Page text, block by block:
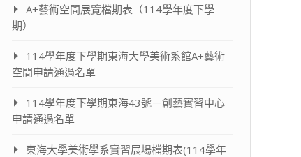
A+藝術空間展覽檔期表（114學年度下學
期）
114學年度下學期東海大學美術系館A+藝術
空間申請通過名單
114學年度下學期東海43號－創藝實習中心
申請通過名單
東海大學美術學系實習展場檔期表(114學年